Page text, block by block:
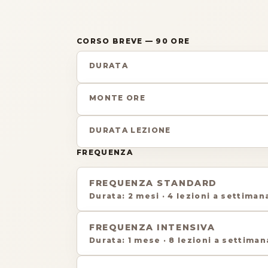
CORSO BREVE — 90 ORE
DURATA
MONTE ORE
DURATA LEZIONE
FREQUENZA
FREQUENZA STANDARD
Durata: 2 mesi ·4 lezioni a
FREQUENZA INTENSIVA
Durata: 1 mese · 8 lezioni a